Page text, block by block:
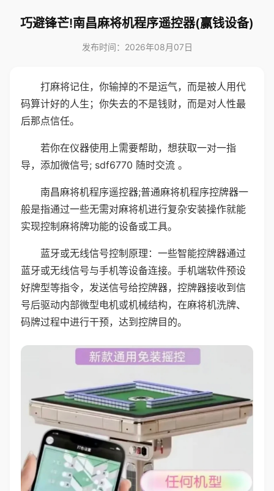
巧避锋芒!南昌麻将机程序遥控器(赢钱设备)
发布时间：2026年08月07日
打麻将记住，你输掉的不是运气，而是被人用代
码算计好的人生；你失去的不是钱财，而是对人性最
后那点信任。
若你在仪器使用上需要帮助，想获取一对一指
导，添加微信号; sdf6770 随时交流 。
南昌麻将机程序遥控器;普通麻将机程序控牌器一
般是指通过一些无需对麻将机进行复杂安装操作就能
实现控制麻将牌功能的设备或工具。
蓝牙或无线信号控制原理：一些智能控牌器通过
蓝牙或无线信号与手机等设备连接。手机端软件预设
好牌型等指令，发送信号给控牌器，控牌器接收到信
号后驱动内部微型电机或机械结构，在麻将机洗牌、
码牌过程中进行干预，达到控牌目的。